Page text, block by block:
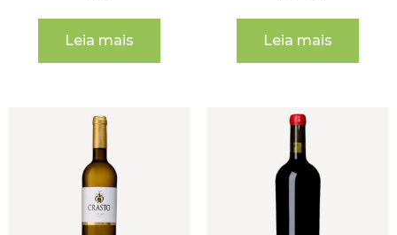
Leia mais Leia mais